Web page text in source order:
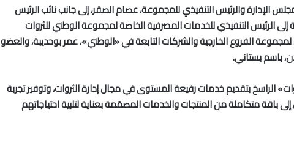
الإدارة والرئيس التنفيذي للمجموعة، عصام الصقر، إلى جانب نائب الرئيس
إلى الرئيس التنفيذي للخدمات المصرفية الخاصة لمجموعة الوطني للثروات
الفروع الخارجية والشركات التابعة في «الوطني»، عمر بوحديبة، والعضو
باسم بستاني.
الراسخ بتقديم خدمات رفيعة المستوى في مجال إدارة الثروات، وتوفير تجربة
متكاملة من المنتجات والخدمات المصمّمة بعناية لتلبية احتياجاتهم